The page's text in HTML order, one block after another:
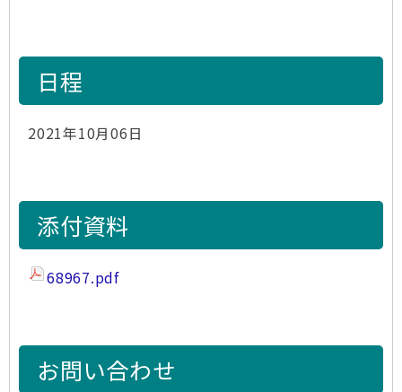
日程
2021年10月06日
添付資料
68967.pdf
お問い合わせ